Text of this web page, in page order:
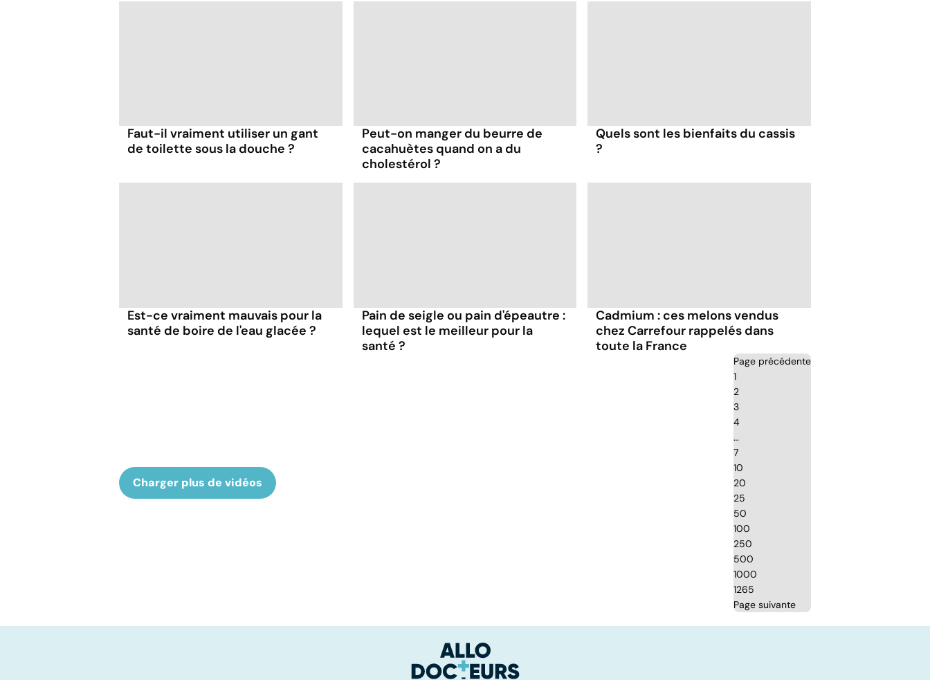
Faut-il vraiment utiliser un gant
de toilette sous la douche ?
Peut-on manger du beurre de
cacahuètes quand on a du
cholestérol ?
Quels sont les bienfaits du cassis
?
Est-ce vraiment mauvais pour la
santé de boire de l'eau glacée ?
Pain de seigle ou pain d'épeautre :
lequel est le meilleur pour la
santé ?
Cadmium : ces melons vendus
chez Carrefour rappelés dans
toute la France
Charger plus de vidéos
Page précédente
1
2
3
4
…
7
10
20
25
50
100
250
500
1000
1265
Page suivante